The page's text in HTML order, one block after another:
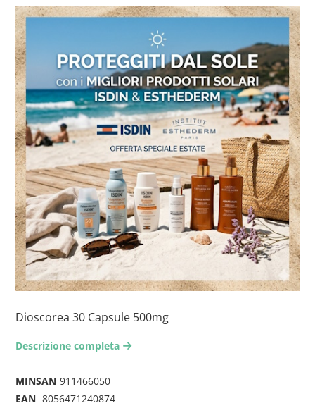
Dioscorea 30 Capsule 500mg
Descrizione completa arrow-right2
MINSAN 911466050
EAN 8056471240874